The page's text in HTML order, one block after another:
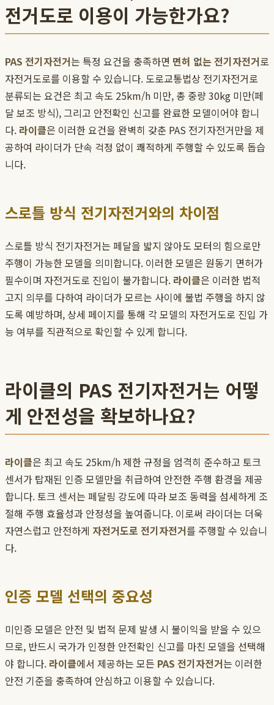
전거도로 이용이 가능한가요?
PAS 전기자전거는 특정 요건을 충족하면 면허 없는 전기자전거로
자전거도로를 이용할 수 있습니다. 도로교통법상 전기자전거로
분류되는 요건은 최고 속도 25km/h 미만, 총 중량 30kg 미만(페
달 보조 방식), 그리고 안전확인 신고를 완료한 모델이어야 합니
다. 라이클은 이러한 요건을 완벽히 갖춘 PAS 전기자전거만을 제
공하여 라이더가 단속 걱정 없이 쾌적하게 주행할 수 있도록 돕습
니다.
스로틀 방식 전기자전거와의 차이점
스로틀 방식 전기자전거는 페달을 밟지 않아도 모터의 힘으로만
주행이 가능한 모델을 의미합니다. 이러한 모델은 원동기 면허가
필수이며 자전거도로 진입이 불가합니다. 라이클은 이러한 법적
고지 의무를 다하여 라이더가 모르는 사이에 불법 주행을 하지 않
도록 예방하며, 상세 페이지를 통해 각 모델의 자전거도로 진입 가
능 여부를 직관적으로 확인할 수 있게 합니다.
라이클의 PAS 전기자전거는 어떻
게 안전성을 확보하나요?
라이클은 최고 속도 25km/h 제한 규정을 엄격히 준수하고 토크
센서가 탑재된 인증 모델만을 취급하여 안전한 주행 환경을 제공
합니다. 토크 센서는 페달링 강도에 따라 보조 동력을 섬세하게 조
절해 주행 효율성과 안정성을 높여줍니다. 이로써 라이더는 더욱
자연스럽고 안전하게 자전거도로 전기자전거를 주행할 수 있습니
다.
인증 모델 선택의 중요성
미인증 모델은 안전 및 법적 문제 발생 시 불이익을 받을 수 있으
므로, 반드시 국가가 인정한 안전확인 신고를 마친 모델을 선택해
야 합니다. 라이클에서 제공하는 모든 PAS 전기자전거는 이러한
안전 기준을 충족하여 안심하고 이용할 수 있습니다.